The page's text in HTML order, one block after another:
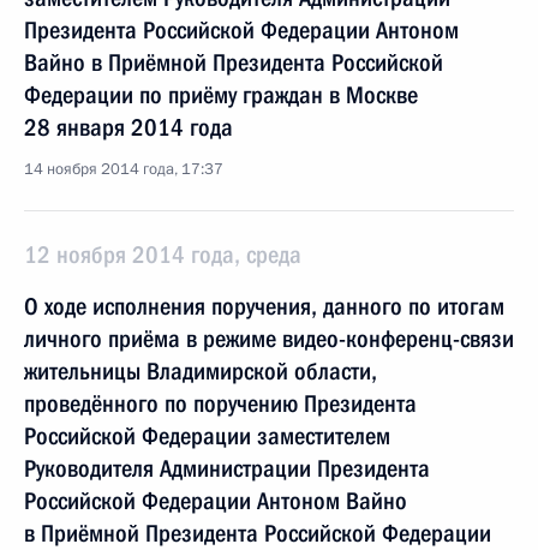
Президента Российской Федерации Антоном
Вайно в Приёмной Президента Российской
Федерации по приёму граждан в Москве
28 января 2014 года
14 ноября 2014 года, 17:37
12 ноября 2014 года, среда
О ходе исполнения поручения, данного по итогам
личного приёма в режиме видео-конференц-связи
жительницы Владимирской области,
проведённого по поручению Президента
Российской Федерации заместителем
Руководителя Администрации Президента
Российской Федерации Антоном Вайно
в Приёмной Президента Российской Федерации